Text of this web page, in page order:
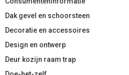
Dak gevel en schoorsteen
Decoratie en accessoires
Design en ontwerp
Deur kozijn raam trap